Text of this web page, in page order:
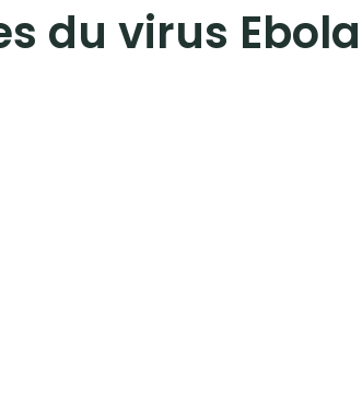
du virus